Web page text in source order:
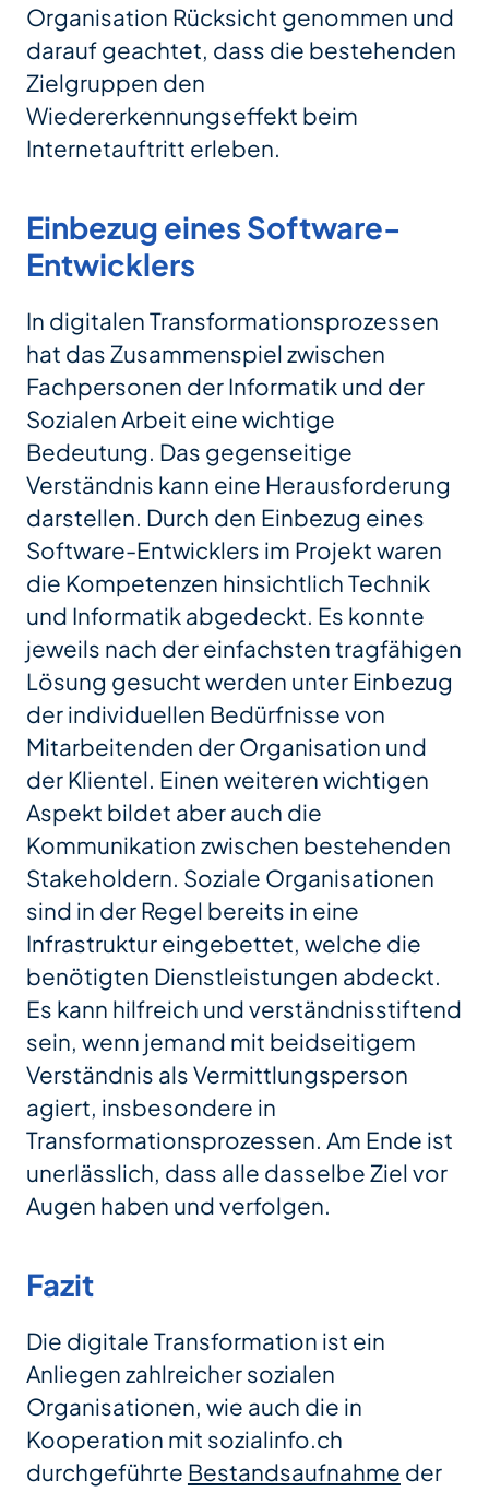
Organisation Rücksicht genommen und
darauf geachtet, dass die bestehenden
Zielgruppen den
Wiedererkennungseffekt beim
Internetauftritt erleben.
Einbezug eines Software-
Entwicklers
In digitalen Transformationsprozessen
hat das Zusammenspiel zwischen
Fachpersonen der Informatik und der
Sozialen Arbeit eine wichtige
Bedeutung. Das gegenseitige
Verständnis kann eine Herausforderung
darstellen. Durch den Einbezug eines
Software-Entwicklers im Projekt waren
die Kompetenzen hinsichtlich Technik
und Informatik abgedeckt. Es konnte
jeweils nach der einfachsten tragfähigen
Lösung gesucht werden unter Einbezug
der individuellen Bedürfnisse von
Mitarbeitenden der Organisation und
der Klientel. Einen weiteren wichtigen
Aspekt bildet aber auch die
Kommunikation zwischen bestehenden
Stakeholdern. Soziale Organisationen
sind in der Regel bereits in eine
Infrastruktur eingebettet, welche die
benötigten Dienstleistungen abdeckt.
Es kann hilfreich und verständnisstiftend
sein, wenn jemand mit beidseitigem
Verständnis als Vermittlungsperson
agiert, insbesondere in
Transformationsprozessen. Am Ende ist
unerlässlich, dass alle dasselbe Ziel vor
Augen haben und verfolgen.
Fazit
Die digitale Transformation ist ein
Anliegen zahlreicher sozialen
Organisationen, wie auch die in
Kooperation mit sozialinfo.ch
durchgeführte Bestandsaufnahme der